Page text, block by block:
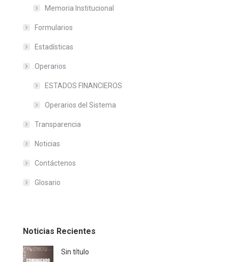
Memoria Institucional
Formularios
Estadísticas
Operarios
ESTADOS FINANCIEROS
Operarios del Sistema
Transparencia
Noticias
Contáctenos
Glosario
Noticias Recientes
Sin título